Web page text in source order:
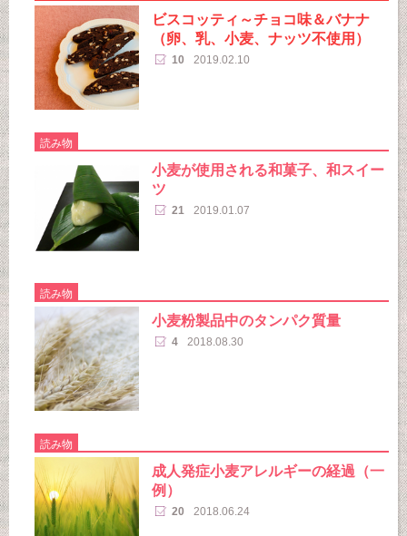
ビスコッティ～チョコ味＆バナナ
（卵、乳、小麦、ナッツ不使用）
10 2019.02.10
読み物
小麦が使用される和菓子、和スイー
ツ
21 2019.01.07
読み物
小麦粉製品中のタンパク質量
4 2018.08.30
読み物
成人発症小麦アレルギーの経過（一
例）
20 2018.06.24